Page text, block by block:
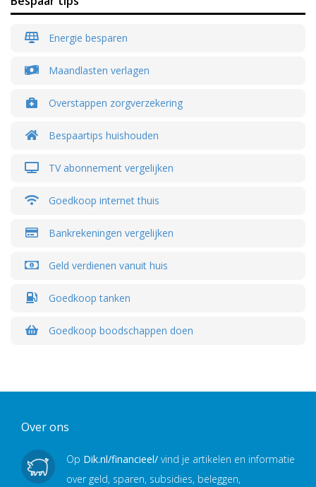
Energie besparen
Maandlasten verlagen
Overstappen zorgverzekering
Bespaartips huishouden
TV abonnement vergelijken
Goedkoop internet thuis
Bankrekeningen vergelijken
Geld verdienen vanuit huis
Goedkoop tanken
Goedkoop boodschappen doen
Over ons
Op Dik.nl/financieel/ vind je artikelen en informatie
over geld, sparen, subsidies, beleggen,